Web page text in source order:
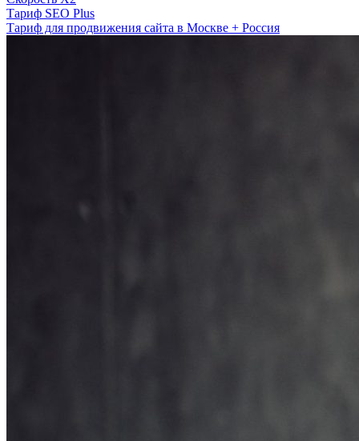
Тариф SEO Plus
Тариф для продвижения сайта в Москве + Россия